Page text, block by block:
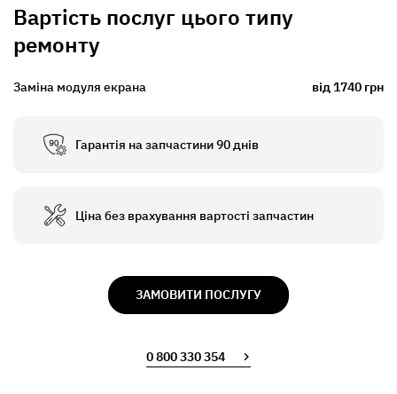
Вартість послуг цього типу
ремонту
Заміна модуля екрана від 1740 грн
Гарантія на запчастини 90 днів
Ціна без врахування вартості запчастин
ЗАМОВИТИ ПОСЛУГУ
0 800 330 354